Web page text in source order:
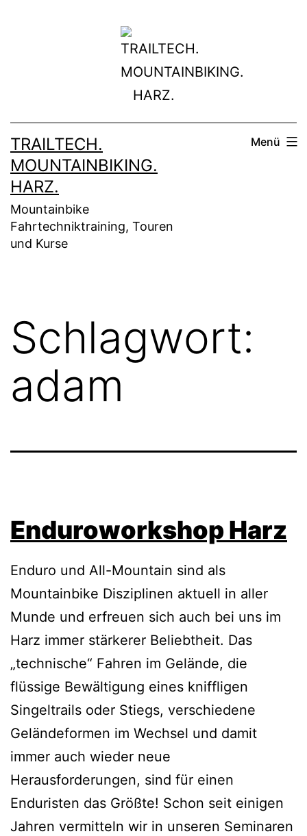
TRAILTECH.
MOUNTAINBIKING.
HARZ.
Mountainbike
Fahrtechniktraining, Touren
und Kurse
Menü
Schlagwort:
adam
Enduroworkshop Harz
Enduro und All-Mountain sind als
Mountainbike Disziplinen aktuell in aller
Munde und erfreuen sich auch bei uns im
Harz immer stärkerer Beliebtheit. Das
„technische“ Fahren im Gelände, die
flüssige Bewältigung eines kniffligen
Singeltrails oder Stiegs, verschiedene
Geländeformen im Wechsel und damit
immer auch wieder neue
Herausforderungen, sind für einen
Enduristen das Größte! Schon seit einigen
Jahren vermitteln wir in unseren Seminaren